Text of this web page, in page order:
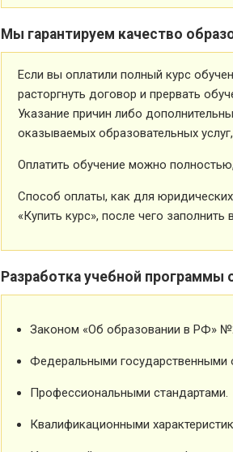
Мы гарантируем качество
Если вы оплатили полный курс
расторгнуть договор и прервать
Указание причин либо
оказываемых образовательных
Оплатить обучение можно
Способ оплаты, как для
«Купить курс», после чего
Разработка учебной программы
Законом «Об образовании в РФ»
Федеральными государственными
Профессиональными стандартами.
Квалификационными